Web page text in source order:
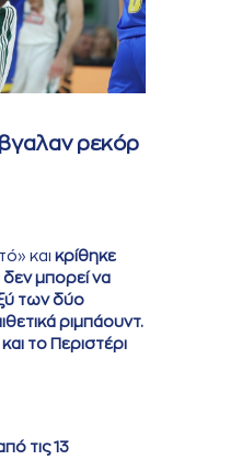
ρεκόρ
και κρίθηκε
δεν μπορεί να
των δύο
ριμπάουντ.
το Περιστέρι
τις 13